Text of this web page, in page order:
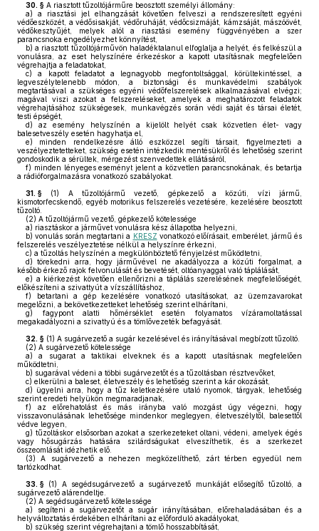
30. § A riasztott tűzoltójárműre beosztott személyi állomány:
a) a riasztási jel elhangzását követően felveszi a rendszeresített egyéni
védőeszközét, a védősisakját, védőruháját, védőcsizmáját, kámzsáját, mászóövét,
védőkesztyűjét, melyek alól a riasztási esemény függvényében a szer
parancsnoka engedélyezhet könnyítést,
b) a riasztott tűzoltójárművön haladéktalanul elfoglalja a helyét, és felkészül a
vonulásra, az eset helyszínére érkezéskor a kapott utasításnak megfelelően
végrehajtja a feladatokat,
c) a kapott feladatot a legnagyobb megfontoltsággal, körültekintéssel, a
legveszélytelenebb módon, a biztonsági és munkavédelmi szabályok
megtartásával a szükséges egyéni védőfelszerelések alkalmazásával elvégzi;
magával viszi azokat a felszereléseket, amelyek a meghatározott feladatok
végrehajtásához szükségesek, munkavégzés során védi saját és társai életét,
testi épségét,
d) az esemény helyszínén a kijelölt helyét csak közvetlen élet- vagy
balesetveszély esetén hagyhatja el,
e) minden rendelkezésre álló eszközzel segíti társait, figyelmezteti a
veszélyeztetetteket, szükség esetén intézkedik mentésükről és lehetőség szerint
gondoskodik a sérültek, mérgezést szenvedettek ellátásáról,
f) minden lényeges eseményt jelent a közvetlen parancsnokának, és betartja
a rádióforgalmazásra vonatkozó szabályokat.
31. § (1)
A tűzoltójármű vezető, gépkezelő a közúti, vízi jármű,
kismotorfecskendő, egyéb motorikus felszerelés vezetésére, kezelésére beosztott
tűzoltó.
(2) A tűzoltójármű vezető, gépkezelő kötelessége
a) riasztáskor a járművet vonulásra kész állapotba helyezni,
b) vonulás során megtartani a KRESZ vonatkozó előírásait, emberélet, jármű és
felszerelés veszélyeztetése nélkül a helyszínre érkezni,
c) a tűzoltás helyszínén a megkülönböztető fényjelzést működtetni,
d) törekedni arra, hogy járművével ne akadályozza a közúti forgalmat, a
később érkező rajok felvonulását és bevetését, oltóanyaggal való táplálását,
e) a kiérkezést követően ellenőrizni a táplálás szerelésének megfelelőségét,
előkészíteni a szivattyút a vízszállításhoz,
f) betartani a gép kezelésére vonatkozó utasításokat, az üzemzavarokat
megelőzni, a bekövetkezetteket lehetőség szerint elhárítani,
g) fagypont alatti hőmérséklet esetén folyamatos vízáramoltatással
megakadályozni a szivattyú és a tömlővezeték befagyását.
32. § (1) A sugárvezető a sugár kezelésével és irányításával megbízott tűzoltó.
(2) A sugárvezető kötelessége
a) a sugarat a taktikai elveknek és a kapott utasításnak megfelelően
működtetni,
b) sugarával védeni a többi sugárvezetőt és a tűzoltásban résztvevőket,
c) elkerülni a baleset, életveszély és lehetőség szerint a kár okozását,
d) ügyelni arra, hogy a tűz keletkezésére utaló nyomok, tárgyak, lehetőség
szerint eredeti helyükön megmaradjanak,
f) az előrehatolást és más irányba való mozgást úgy végezni, hogy
visszavonulásának lehetősége mindenkor meglegyen, életveszélytől, balesettől
védve legyen,
g) tűzoltáskor elsősorban azokat a szerkezeteket oltani, védeni, amelyek égés
vagy hősugárzás hatására szilárdságukat elveszíthetik, és a szerkezet
összeomlását idézhetik elő.
(3) A sugárvezető a nehezen megközelíthető, zárt térben egyedül nem
tartózkodhat.
33. § (1)
A segédsugárvezető a sugárvezető munkáját elősegítő tűzoltó, a
sugárvezető alárendeltje.
(2) A segédsugárvezető kötelessége
a) segíteni a sugárvezetőt a sugár irányításában, előrehaladásában és a
helyváltoztatás érdekében elhárítani az előforduló akadályokat,
b) szükség szerint végrehajtani a tömlő hosszabbítását,